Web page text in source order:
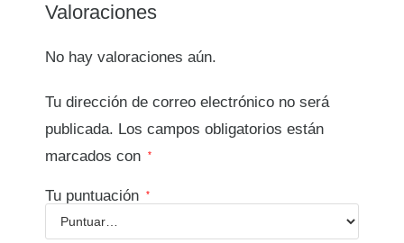
Valoraciones
No hay valoraciones aún.
Tu dirección de correo electrónico no será
publicada. Los campos obligatorios están
marcados con
*
Tu puntuación *